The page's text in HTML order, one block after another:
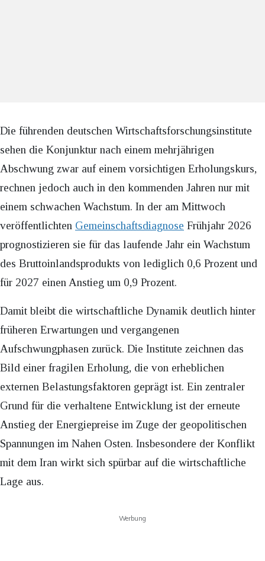
Die führenden deutschen Wirtschaftsforschungsinstitute
sehen die Konjunktur nach einem mehrjährigen
Abschwung zwar auf einem vorsichtigen Erholungskurs,
rechnen jedoch auch in den kommenden Jahren nur mit
einem schwachen Wachstum. In der am Mittwoch
veröffentlichten Gemeinschaftsdiagnose Frühjahr 2026
prognostizieren sie für das laufende Jahr ein Wachstum
des Bruttoinlandsprodukts von lediglich 0,6 Prozent und
für 2027 einen Anstieg um 0,9 Prozent.
Damit bleibt die wirtschaftliche Dynamik deutlich hinter
früheren Erwartungen und vergangenen
Aufschwungphasen zurück. Die Institute zeichnen das
Bild einer fragilen Erholung, die von erheblichen
externen Belastungsfaktoren geprägt ist. Ein zentraler
Grund für die verhaltene Entwicklung ist der erneute
Anstieg der Energiepreise im Zuge der geopolitischen
Spannungen im Nahen Osten. Insbesondere der Konflikt
mit dem Iran wirkt sich spürbar auf die wirtschaftliche
Lage aus.
Werbung